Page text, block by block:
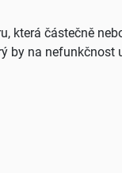
která částečně
by na nefunkčnost